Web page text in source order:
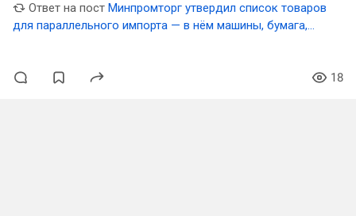
Ответ на пост Минпромторг утвердил список товаров
для параллельного импорта — в нём машины, бумага,
18